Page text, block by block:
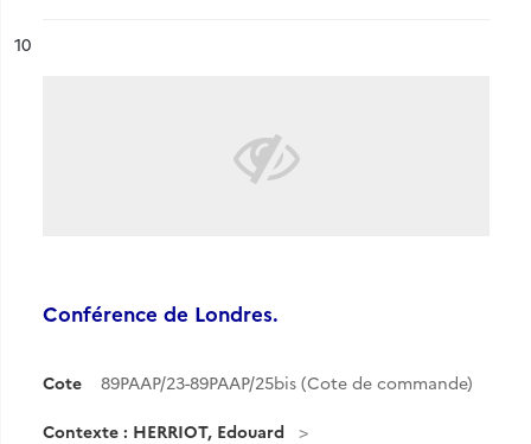
n°
10
Conférence de Londres.
Cote 89PAAP/23-89PAAP/25bis (Cote de commande)
Contexte : HERRIOT, Edouard